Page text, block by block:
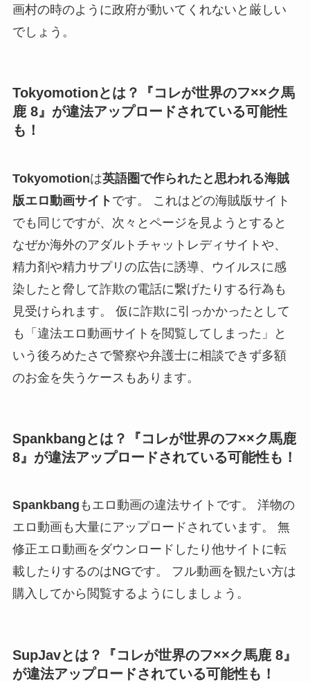
画村の時のように政府が動いてくれないと厳しい
でしょう。
Tokyomotionとは？『コレが世界のフ××ク馬
鹿 8』が違法アップロードされている可能性
も！
Tokyomotionは英語圏で作られたと思われる海賊
版エロ動画サイト です。 これはどの海賊版サイト
でも同じですが、次々とページを見ようとすると
なぜか海外のアダルトチャットレディサイトや、
精力剤や精力サプリの広告に誘導、ウイルスに感
染したと脅して詐欺の電話に繋げたりする行為も
見受けられます。 仮に詐欺に引っかかったとして
も「違法エロ動画サイトを閲覧してしまった」と
いう後ろめたさで警察や弁護士に相談できず多額
のお金を失うケースもあります。
Spankbangとは？『コレが世界のフ××ク馬鹿
8』が違法アップロードされている可能性も！
Spankbang もエロ動画の違法サイトです。 洋物の
エロ動画も大量にアップロードされています。 無
修正エロ動画をダウンロードしたり他サイトに転
載したりするのはNGです。 フル動画を観たい方は
購入してから閲覧するようにしましょう。
SupJavとは？『コレが世界のフ××ク馬鹿 8』
が違法アップロードされている可能性も！